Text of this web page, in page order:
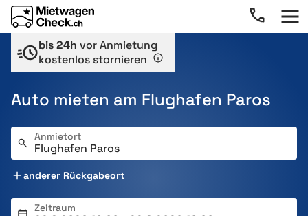
bis 24h vor Anmietung
kostenlos stornieren
Auto mieten am Flughafen Paros
Anmietort
anderer Rückgabeort
Zeitraum